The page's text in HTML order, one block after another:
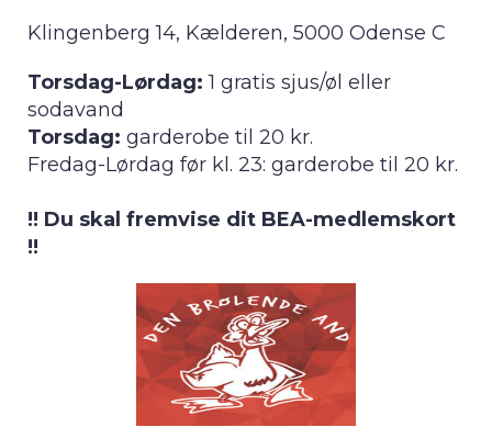
Klingenberg 14, Kælderen, 5000 Odense C
Torsdag-Lørdag: 1 gratis sjus/øl eller
sodavand
Torsdag: garderobe til 20 kr.
Fredag-Lørdag før kl. 23: garderobe til 20 kr.
!! Du skal fremvise dit BEA-medlemskort
!!